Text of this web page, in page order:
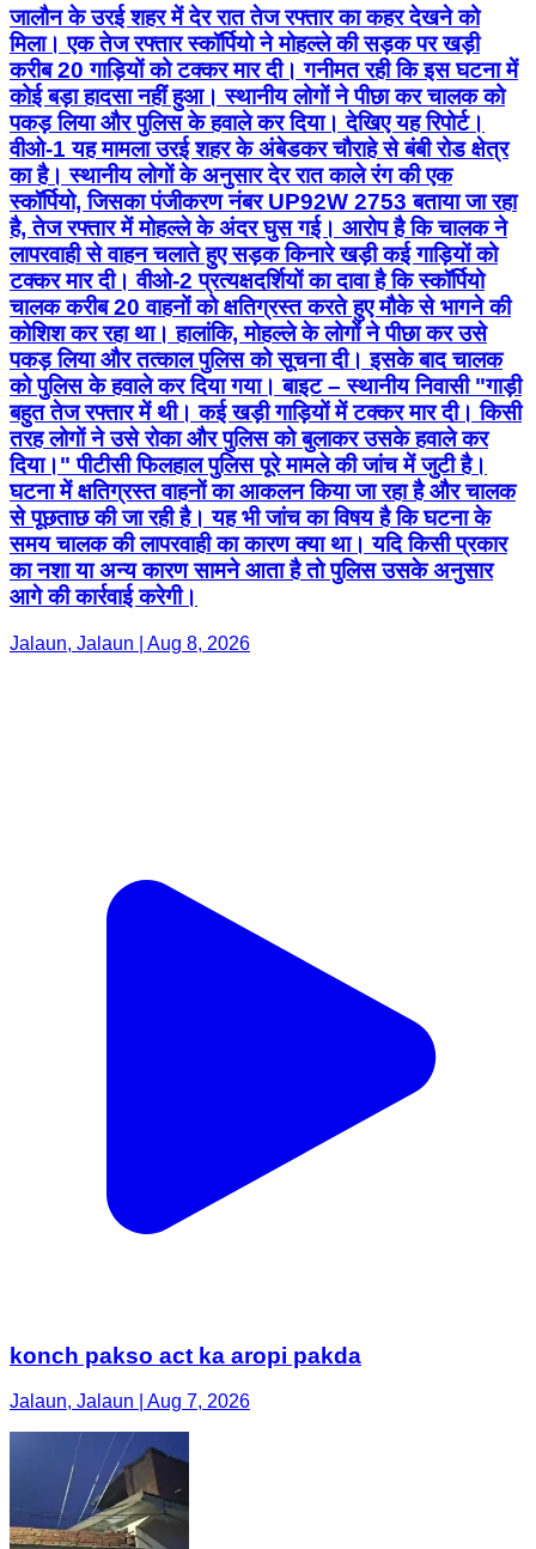
जालौन के उरई शहर में देर रात तेज रफ्तार का कहर देखने को
मिला। एक तेज रफ्तार स्कॉर्पियो ने मोहल्ले की सड़क पर खड़ी
करीब 20 गाड़ियों को टक्कर मार दी। गनीमत रही कि इस घटना में
कोई बड़ा हादसा नहीं हुआ। स्थानीय लोगों ने पीछा कर चालक को
पकड़ लिया और पुलिस के हवाले कर दिया। देखिए यह रिपोर्ट।
वीओ-1 यह मामला उरई शहर के अंबेडकर चौराहे से बंबी रोड क्षेत्र
का है। स्थानीय लोगों के अनुसार देर रात काले रंग की एक
स्कॉर्पियो, जिसका पंजीकरण नंबर UP92W 2753 बताया जा रहा
है, तेज रफ्तार में मोहल्ले के अंदर घुस गई। आरोप है कि चालक ने
लापरवाही से वाहन चलाते हुए सड़क किनारे खड़ी कई गाड़ियों को
टक्कर मार दी। वीओ-2 प्रत्यक्षदर्शियों का दावा है कि स्कॉर्पियो
चालक करीब 20 वाहनों को क्षतिग्रस्त करते हुए मौके से भागने की
कोशिश कर रहा था। हालांकि, मोहल्ले के लोगों ने पीछा कर उसे
पकड़ लिया और तत्काल पुलिस को सूचना दी। इसके बाद चालक
को पुलिस के हवाले कर दिया गया। बाइट – स्थानीय निवासी "गाड़ी
बहुत तेज रफ्तार में थी। कई खड़ी गाड़ियों में टक्कर मार दी। किसी
तरह लोगों ने उसे रोका और पुलिस को बुलाकर उसके हवाले कर
दिया।" पीटीसी फिलहाल पुलिस पूरे मामले की जांच में जुटी है।
घटना में क्षतिग्रस्त वाहनों का आकलन किया जा रहा है और चालक
से पूछताछ की जा रही है। यह भी जांच का विषय है कि घटना के
समय चालक की लापरवाही का कारण क्या था। यदि किसी प्रकार
का नशा या अन्य कारण सामने आता है तो पुलिस उसके अनुसार
आगे की कार्रवाई करेगी।
Jalaun, Jalaun | Aug 8, 2026
konch pakso act ka aropi pakda
Jalaun, Jalaun | Aug 7, 2026